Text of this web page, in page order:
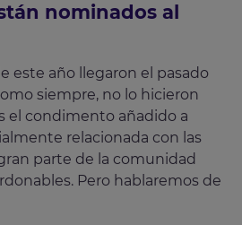
nominados al
este año llegaron el pasado
siempre, no lo hicieron
el condimento añadido a
relacionada con las
parte de la comunidad
Pero hablaremos de